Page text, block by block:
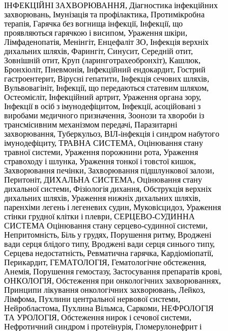
ІНФЕКЦІЙНІ ЗАХВОРЮВАННЯ, Діагностика інфекційних
захворювань, Імунізація та профілактика, Протимікробна
терапія, Гарячка без вогнища інфекції, Інфекції, що
проявляються гарячкою і висипом, Ураження шкіри,
Лімфаденопатія, Менінгіт, Енцефаліт ЗО, Інфекція верхніх
дихальних шляхів, Фарингіт, Синусит, Середній отит,
Зовнішній отит, Круп (ларинготрахеобронхіт), Кашлюк,
Бронхіоліт, Пневмонія, Інфекційний ендокардит, Гострий
гастроентерит, Вірусні гепатити, Інфекція сечових шляхів,
Вульвовагініт, Інфекції, що передаються статевим шляхом,
Остеомієліт, Інфекційний артрит, Ураження органа зору,
Інфекції в осіб з імунодефіцитом, Інфекції, асоційовані з
виробами медичного призначення, Зоонози та хвороби із
трансмісивним механізмом передачі, Паразитарні
захворювання, Туберкульоз, ВІЛ-інфекція і синдром набутого
імунодефіциту, ТРАВНА СИСТЕМА, Оцінювання стану
травної системи, Ураження порожнини рота, Ураження
стравоходу і шлунка, Ураження тонкої і товстої кишок,
Захворювання печінки, Захворювання підшлункової залози,
Перитоніт, ДИХАЛЬНА СИСТЕМА, Оцінювання стану
дихальної системи, Фізіологія дихання, Обструкція верхніх
дихальних шляхів, Ураження нижніх дихальних шляхів,
паренхіми легень і легеневих судин, Муковісцидоз, Ураження
стінки грудної клітки і плеври, СЕРЦЕВО-СУДИННА
СИСТЕМА Оцінювання стану серцево-судинної системи,
Непритомність, Біль у грудях, Порушення ритму, Вроджені
вади серця блідого типу, Вроджені вади серця синього типу,
Серцева недостатність, Ревматична гарячка, Кардіоміопатії,
Перикардит, ГЕМАТОЛОГІЯ, Гематологічне обстеження,
Анемія, Порушення гемостазу, Застосування препаратів крові,
ОНКОЛОГІЯ, Обстеження при онкологічних захворюваннях,
Принципи лікування онкологічних захворювань, Лейкоз,
Лімфома, Пухлини центральної нервової системи,
Нейробластома, Пухлина Вільмса, Саркоми, НЕФРОЛОГІЯ
ТА УРОЛОГІЯ, Обстеження нирок і сечової системи,
Нефротичний синдром і протеїнурія, Гломерулонефрит і